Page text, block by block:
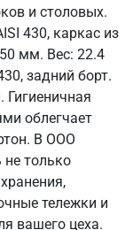
и столовых.
430, каркас из
мм. Вес: 22.4
задний борт.
облегчает
В ООО
не только
тележки и
вашего цеха.